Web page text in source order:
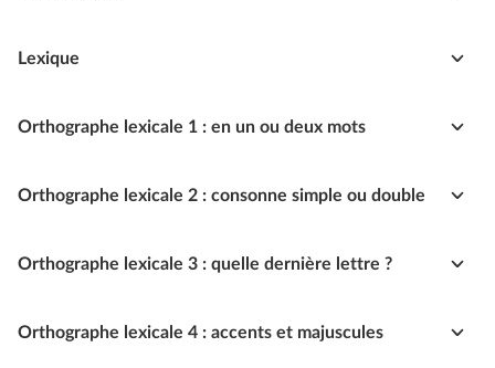
Lexique
Orthographe lexicale 1 : en un ou deux mots
Orthographe lexicale 2 : consonne simple ou double
Orthographe lexicale 3 : quelle dernière lettre ?
Orthographe lexicale 4 : accents et majuscules